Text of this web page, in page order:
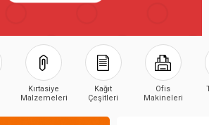
Kırtasiye
Malzemeleri
Kağıt
Çeşitleri
Ofis
Makineleri